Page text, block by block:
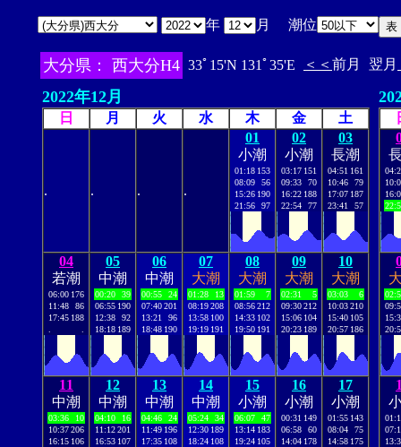
年 月 潮位
大分県： 西大分H4 33ﾟ15'N 131ﾟ35'E ＜＜ 前月 翌月
2022年12月
日 月 火 水 木 金 土
. . . .
01
小潮
01:18 153
08:09
56
15:26 190
21:56
97
02
小潮
03:17 151
09:33
70
16:22 188
22:54
77
03
長潮
04:51 161
10:46
79
17:07 187
23:41
57
04
若潮
06:00 176
11:48
86
17:45 188
05
中潮
00:20
39
06:55 190
12:38
92
18:18 189
06
中潮
00:55
24
07:40201
13:21
96
18:48 190
07
大潮
01:28
13
08:19208
13:58 100
19:19 191
08
大潮
01:59
7
08:56212
14:33 102
19:50 191
09
大潮
02:31
5
09:30212
15:06 104
20:23 189
10
大潮
03:03
6
10:03210
15:40 105
20:57 186
11
中潮
03:36
10
10:37206
16:15 106
12
中潮
04:10
16
11:12201
16:53 107
13
中潮
04:46
24
11:49 196
17:35 108
14
中潮
05:24
34
12:30 189
18:24 108
15
小潮
06:07
47
13:14 183
19:24 105
16
小潮
00:31 149
06:58
60
14:04 178
17
小潮
01:55 143
08:04
75
14:58 175